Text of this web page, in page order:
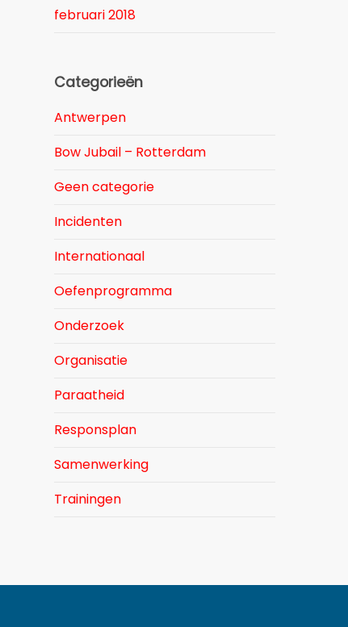
februari 2018
Categorieën
Antwerpen
Bow Jubail – Rotterdam
Geen categorie
Incidenten
Internationaal
Oefenprogramma
Onderzoek
Organisatie
Paraatheid
Responsplan
Samenwerking
Trainingen